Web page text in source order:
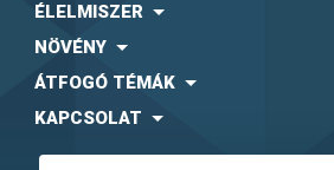
ÉLELMISZER
NÖVÉNY
ÁTFOGÓ TÉMÁK
KAPCSOLAT